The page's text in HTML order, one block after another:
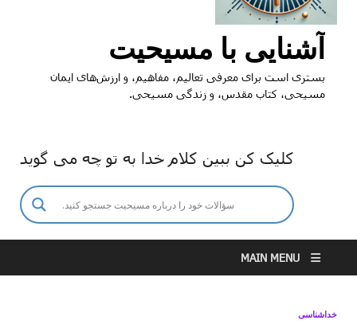
آشنایی با مسیحیت
بستری است برای معرفی تعالیم، مفاهیم، و ارزش‌های ایمان
مسیحی، کتاب مقدس، و زندگی مسیحی.
کلیک کن ببین کلام خدا به تو چه می گوید
MAIN MENU
خداشناسی